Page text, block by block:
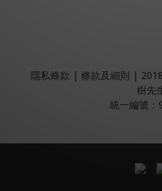
隱私條款 | 條款及細則 |
樹先
統一編號：